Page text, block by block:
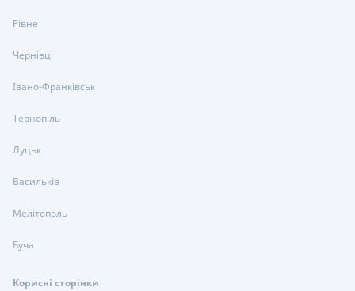
Рівне
Чернівці
Івано-Франківськ
Тернопіль
Луцьк
Васильків
Мелітополь
Буча
Корисні сторінки